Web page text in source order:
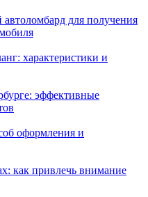
для получения
характеристики и
эффективные
оформления и
как привлечь внимание